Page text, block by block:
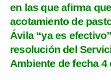
en las que afirma
acotamiento de
Ávila “ya es
resolución del
Ambiente de fecha 4